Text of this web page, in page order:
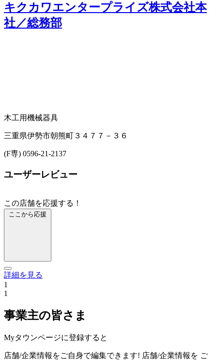
キクカワエンタープライズ株式会社本
社／総務部
木工用機械器具
三重県伊勢市朝熊町３４７７－３６
(F専) 0596-21-2137
ユーザーレビュー
この店舗を応援する！
ここから応援
詳細を見る
1
1
事業主の皆さま
Myタウンページに登録すると
店舗/企業情報をご自身で編集できます! 店舗/企業情報を ご